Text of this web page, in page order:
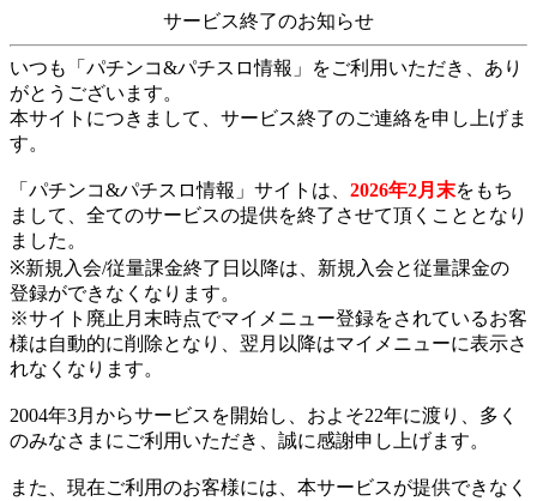
サービス終了のお知らせ
いつも「パチンコ&パチスロ情報」をご利用いただき、あり
がとうございます。
本サイトにつきまして、サービス終了のご連絡を申し上げま
す。
「パチンコ&パチスロ情報」サイトは、 2026年2月末をもち
まして、全てのサービスの提供を終了させて頂くこととなり
ました。
※新規入会/従量課金終了日以降は、新規入会と従量課金の
登録ができなくなります。
※サイト廃止月末時点でマイメニュー登録をされているお客
様は自動的に削除となり、翌月以降はマイメニューに表示さ
れなくなります。
2004年3月からサービスを開始し、およそ22年に渡り、多く
のみなさまにご利用いただき、誠に感謝申し上げます。
また、現在ご利用のお客様には、本サービスが提供できなく